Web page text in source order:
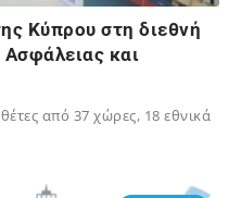
Κύπρου στη διεθνή
και
από 37 χώρες, 18 εθνικά